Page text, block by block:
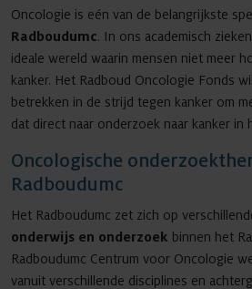
Oncologie is eén van de belangrijkste
Radboudumc. In ons academisch
ideale wereld waarin mensen niet meer
kanker. Het Radboud Oncologie Fonds
betrekken in de strijd tegen kanker om
dat direct naar onderzoek naar kanker in
Oncologische
Radboudumc
Het Radboudumc zet zich op
onderwijs en onderzoek binnen het
Radboudumc Centrum voor Oncologie
vanuit verschillende disciplines en
Nieuws